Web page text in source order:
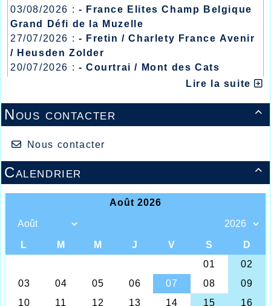
03/08/2026 : - France Elites Champ Belgique
Grand Défi de la Muzelle
27/07/2026 : - Fretin / Charlety France Avenir
/ Heusden Zolder
20/07/2026 : - Courtrai / Mont des Cats
- Lyon / Meeting Abeilles /Lire la suite

Nous contacter
Nous contacter

Calendrier
Petit à petit les compétitions d’athlétisme
plan international et national, car, pour l’instant
seuls les athlètes sur les listes ministérielles
peuvent prétendre à se rencontrer et
paradoxalement uniquement en salle, mais pas en
extérieur, allez comprendre !!! Sachant que la